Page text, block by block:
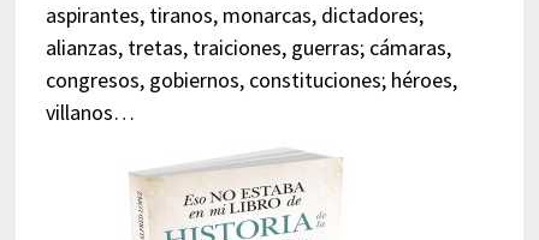
aspirantes, tiranos, monarcas, dictadores;
alianzas, tretas, traiciones, guerras; cámaras,
congresos, gobiernos, constituciones; héroes,
villanos…